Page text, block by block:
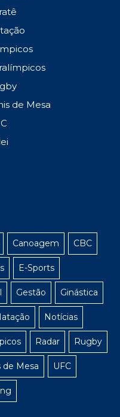
de Mesa
Canoagem CBC
E-Sports
Gestão Ginástica
Notícias
Radar Rugby
de Mesa UFC